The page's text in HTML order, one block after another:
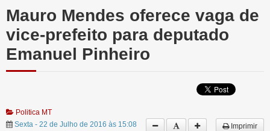
Mauro Mendes oferece vaga de
vice-prefeito para deputado
Emanuel Pinheiro
Politica MT
Sexta - 22 de Julho de 2016 às 15:08
Imprimir